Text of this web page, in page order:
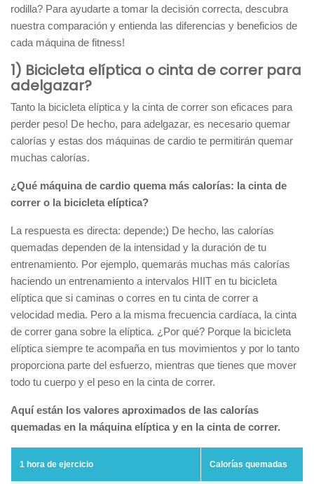
rodilla? Para ayudarte a tomar la decisión correcta, descubra
nuestra comparación y entienda las diferencias y beneficios de
cada máquina de fitness!
1) Bicicleta elíptica o cinta de correr para
adelgazar?
Tanto la bicicleta elíptica y la cinta de correr son eficaces para
perder peso! De hecho, para adelgazar, es necesario quemar
calorías y estas dos máquinas de cardio te permitirán quemar
muchas calorías.
¿Qué máquina de cardio quema más calorías: la cinta de
correr o la bicicleta elíptica?
La respuesta es directa: depende;) De hecho, las calorías
quemadas dependen de la intensidad y la duración de tu
entrenamiento. Por ejemplo, quemarás muchas más calorías
haciendo un entrenamiento a intervalos HIIT en tu bicicleta
elíptica que si caminas o corres en tu cinta de correr a
velocidad media. Pero a la misma frecuencia cardíaca, la cinta
de correr gana sobre la elíptica. ¿Por qué? Porque la bicicleta
elíptica siempre te acompaña en tus movimientos y por lo tanto
proporciona parte del esfuerzo, mientras que tienes que mover
todo tu cuerpo y el peso en la cinta de correr.
Aquí están los valores aproximados de las calorías
quemadas en la máquina elíptica y en la cinta de correr.
1 hora de ejercicio Calorías quemadas